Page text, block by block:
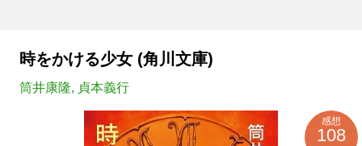
時をかける少女 (角川文庫)
筒井康隆, 貞本義行
感想
108